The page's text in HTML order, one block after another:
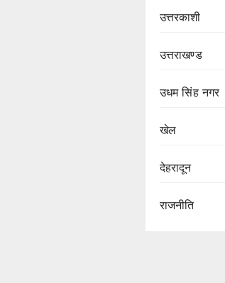
उत्तरकाशी
उत्तराखण्ड
उधम सिंह नगर
खेल
देहरादून
राजनीति